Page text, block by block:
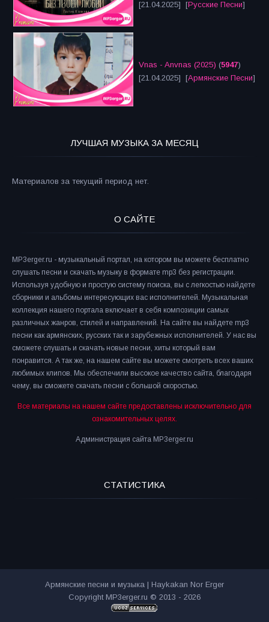
[21.04.2025] [Русские Песни]
Vnas - Anvnas (2025) (5947)
[21.04.2025] [Армянские Песни]
ЛУЧШАЯ МУЗЫКА ЗА МЕСЯЦ
Материалов за текущий период нет.
О САЙТЕ
MP3erger.ru - музыкальный портал, на котором вы можете бесплатно
слушать песни и скачать музыку в формате mp3 без регистрации.
Используя удобную и простую систему поиска, вы с легкостью найдете
сборники и альбомы интересующих вас исполнителей. Музыкальная
коллекция нашего портала включает в себя композиции самых
различных жанров, стилей и направлений. На сайте вы найдете mp3
песни как армянских, русских так и зарубежных исполнителей. У нас вы
сможете слушать и скачать новые песни, хиты который вам
понравится. А так же, на нашем сайте вы можете смотреть всех ваших
любимых клипов. Мы обеспечили высокое качество сайта, благодаря
чему, вы сможете скачать песни с большой скоростью.
Все материалы на нашем сайте предоставлены исключительно для
ознакомительных целях.
Администрация сайта MP3erger.ru
СТАТИСТИКА
Армянские песни и музыка | Haykakan Nor Erger
Copyright MP3erger.ru © 2013 - 2026